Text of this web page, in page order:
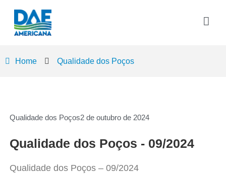
Home Qualidade dos Poços
Qualidade dos Poços2 de outubro de 2024
Qualidade dos Poços - 09/2024
Qualidade dos Poços – 09/2024